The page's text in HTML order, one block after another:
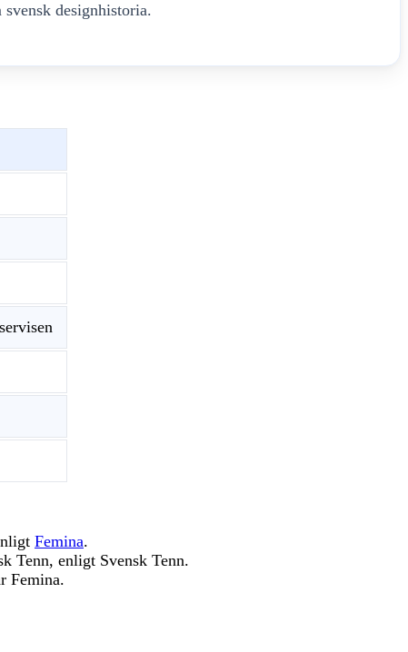
designhistoria.
Femina.
Tenn, enligt Svensk Tenn.
Femina.